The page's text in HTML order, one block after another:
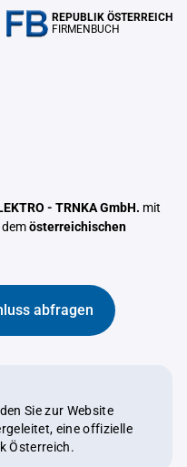
REPUBLIK ÖSTERREICH
FIRMENBUCH
- TRNKA GmbH. mit
österreichischen
abfragen
Sie zur Website
Österreich.